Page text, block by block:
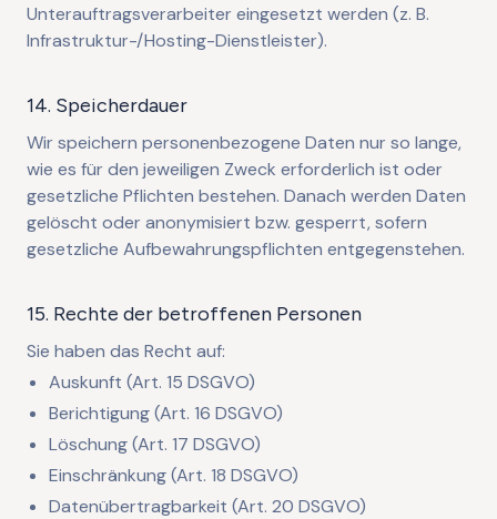
Unterauftragsverarbeiter eingesetzt werden (z. B.
Infrastruktur-/Hosting-Dienstleister).
14. Speicherdauer
Wir speichern personenbezogene Daten nur so lange,
wie es für den jeweiligen Zweck erforderlich ist oder
gesetzliche Pflichten bestehen. Danach werden Daten
gelöscht oder anonymisiert bzw. gesperrt, sofern
gesetzliche Aufbewahrungspflichten entgegenstehen.
15. Rechte der betroffenen Personen
Sie haben das Recht auf:
Auskunft (Art. 15 DSGVO)
Berichtigung (Art. 16 DSGVO)
Löschung (Art. 17 DSGVO)
Einschränkung (Art. 18 DSGVO)
Datenübertragbarkeit (Art. 20 DSGVO)